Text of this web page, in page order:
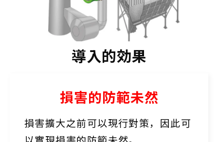
導入的効果
損害的防範未然
損害擴大之前可以現行對策，因此可